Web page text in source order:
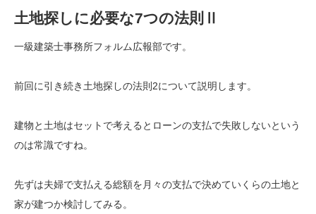
土地探しに必要な7つの法則Ⅱ
一級建築士事務所フォルム広報部です。
前回に引き続き土地探しの法則2について説明します。
建物と土地はセットで考えるとローンの支払で失敗しないという
のは常識ですね。
先ずは夫婦で支払える総額を月々の支払で決めていくらの土地と
家が建つか検討してみる。